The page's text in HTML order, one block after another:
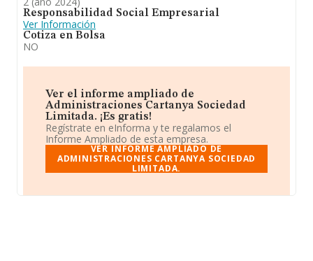
territorio) frente al 2023. Ha experimentado un
retroceso en el ranking de su sector (Gestión y
administración de la propiedad inmobiliaria).
Responsabilidad Social Empresarial
Ver Información
Cotiza en Bolsa
NO
Ver el informe ampliado de
Administraciones Cartanya Sociedad
Limitada. ¡Es gratis!
Regístrate en eInforma y te regalamos el
Informe Ampliado de esta empresa.
VER INFORME AMPLIADO DE
ADMINISTRACIONES CARTANYA SOCIEDAD
LIMITADA.